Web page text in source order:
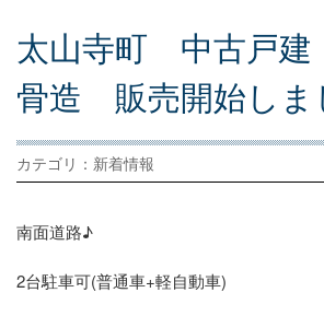
太山寺町 中古戸建
骨造 販売開始し ま
カテゴリ：新着情報
南面道路♪
2台駐車可(普通車+軽自動車)